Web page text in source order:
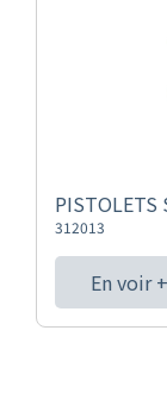
PISTOLETS
312013
En voir +